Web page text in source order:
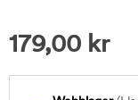
179,00 kr